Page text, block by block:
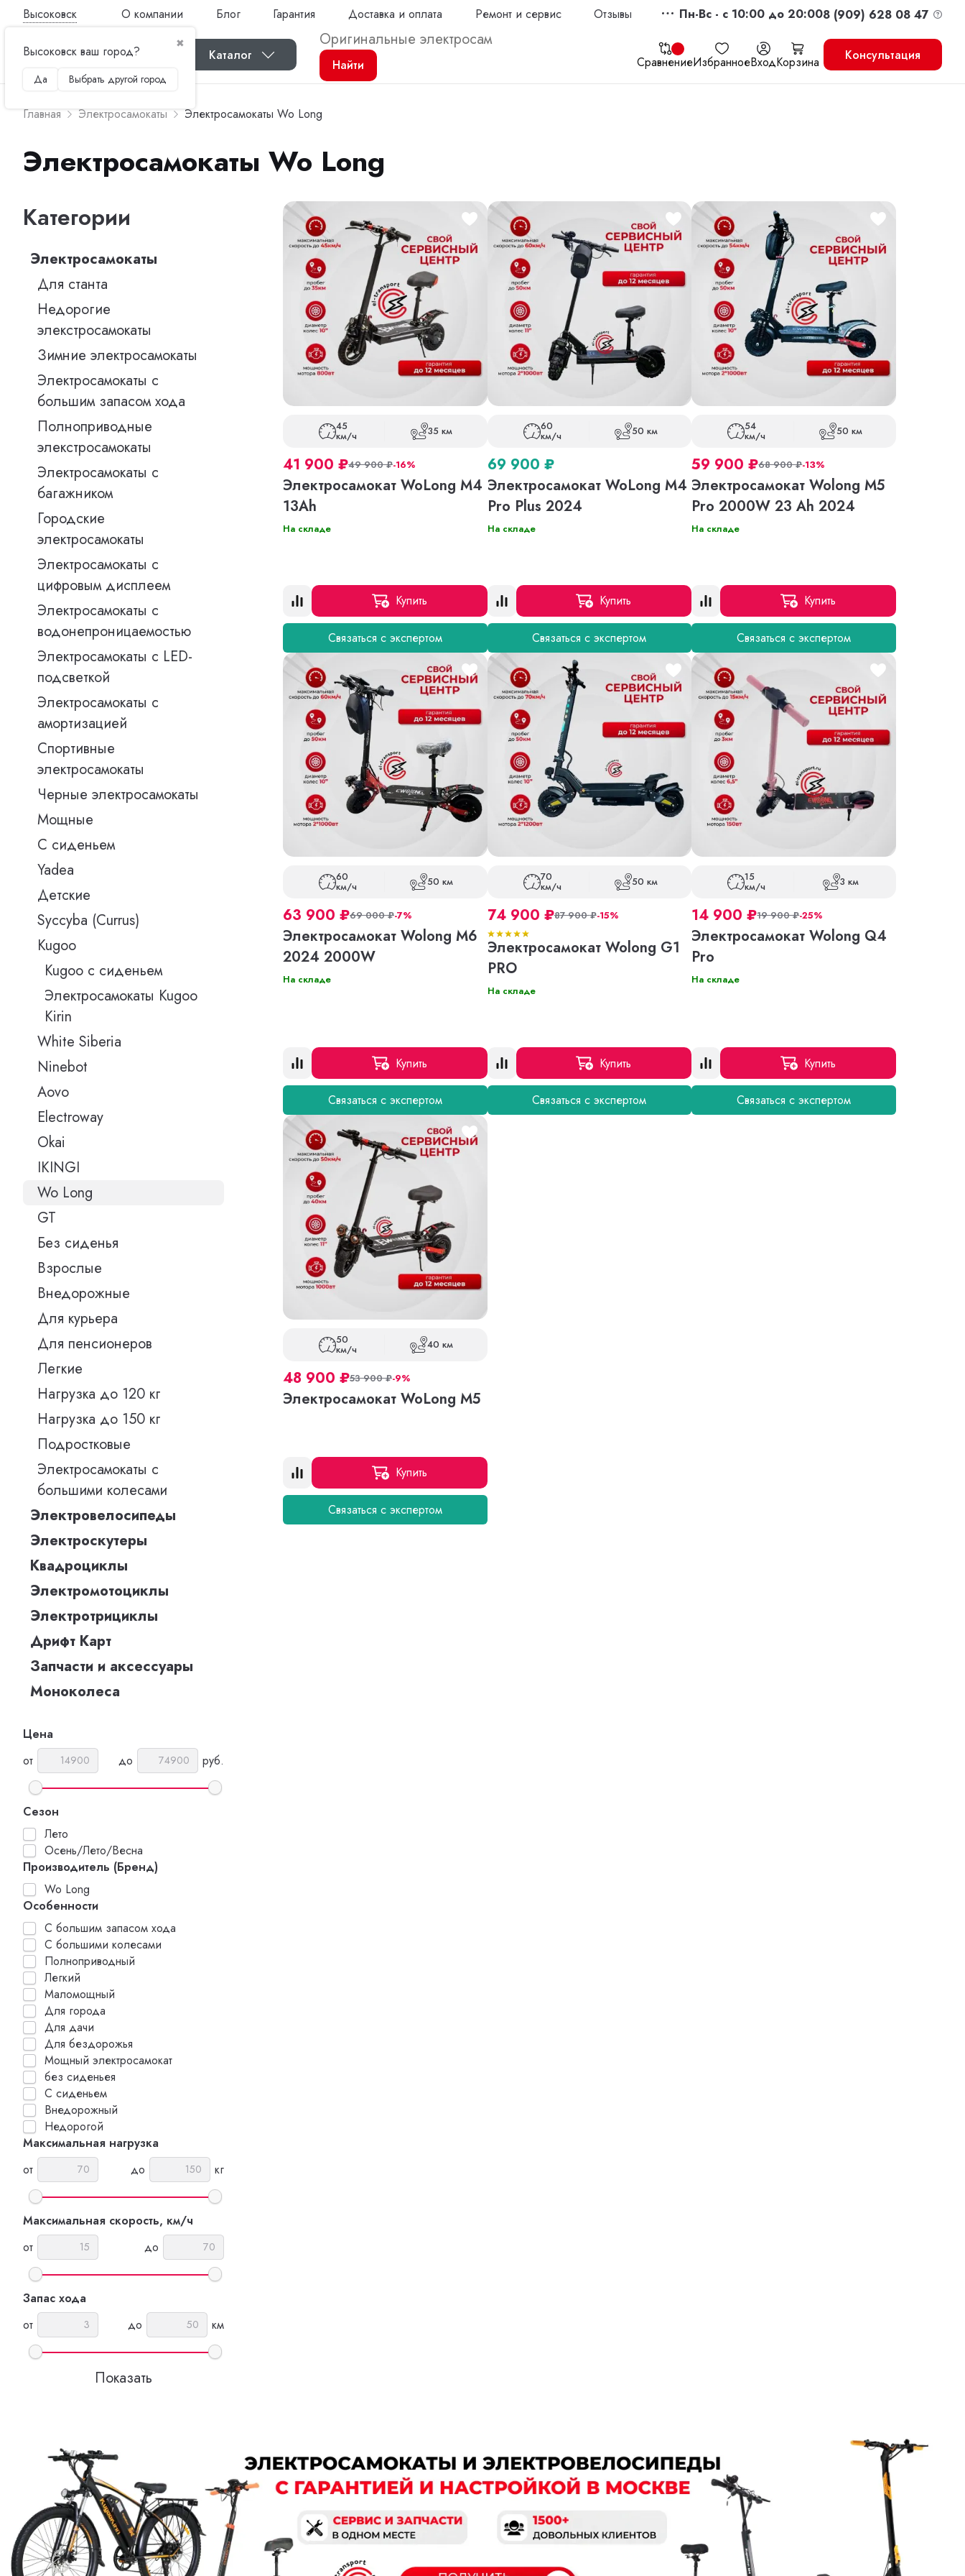
Высоковск
✖
Высоковск ваш город?
Да Выбрать другой город
О компании Блог Гарантия Доставка и оплата Ремонт и сервис Отзывы Пн-Вс - c 10:00 до 20:008 (909) 628 08 47
Каталог СравнениеИзбранноеВходКорзина
Найти
Консультация
Главная Электросамокаты Электросамокаты Wo Long
Электросамокаты Wo Long
Категории
Электросамокаты
Для станта
Недорогие
элекстросамокаты
Зимние электросамокаты
Электросамокаты с
большим запасом хода
Полноприводные
элекстросамокаты
Электросамокаты с
багажником
Городские
электросамокаты
Электросамокаты с
цифровым дисплеем
Электросамокаты с
водонепроницаемостью
Электросамокаты с LED-
подсветкой
Электросамокаты с
амортизацией
Спортивные
электросамокаты
Черные электросамокаты
Мощные
С сиденьем
Yadea
Детские
Syccyba (Currus)
Kugoo
Kugoo с сиденьем
Электросамокаты Kugoo
Kirin
White Siberia
Ninebot
Aovo
Electroway
Okai
IKINGI
Wo Long
GT
Без сиденья
Взрослые
Внедорожные
Для курьера
Для пенсионеров
Легкие
Нагрузка до 120 кг
Нагрузка до 150 кг
Подростковые
Электросамокаты с
большими колесами
Электровелосипеды
Электроскутеры
Квадроциклы
Электромотоциклы
Электротрициклы
Дрифт Карт
Запчасти и аксессуары
Моноколеса
Цена
от
до руб.
Сезон
Лето
Осень/Лето/Весна
Производитель (Бренд)
Wo Long
Особенности
С большим запасом хода
С большими колесами
Полноприводный
Легкий
Маломощный
Для города
Для дачи
Для бездорожья
Мощный электросамокат
без сиденьея
С сиденьем
Внедорожный
Недорогой
Максимальная нагрузка
от
до кг
Максимальная скорость, км/ч
от
до
Запас хода
от
до км
45
км/ч 35 км
41 900 ₽49 900₽-16%
Электросамокат WoLong M4
13Ah
На складе
Купить
Связаться с экспертом
60
км/ч 50 км
69 900 ₽
Электросамокат WoLong M4
Pro Plus 2024
На складе
Купить
Связаться с экспертом
54
км/ч 50 км
59 900₽68 900₽-13%
Электросамокат Wolong M5
Pro 2000W 23 Ah 2024
На складе
Купить
Связаться с экспертом
60
км/ч 50 км
63 900 ₽69 000₽-7%
Электросамокат Wolong M6
2024 2000W
На складе
Купить
Связаться с экспертом
70
км/ч 50 км
74 900 ₽87 900₽-15%
Электросамокат Wolong G1
PRO
На складе
Купить
Связаться с экспертом
15
км/ч 3 км
14 900₽19 900₽-25%
Электросамокат Wolong Q4
Pro
На складе
Купить
Связаться с экспертом
50
км/ч 40 км
48 900 ₽53 900₽-9%
Электросамокат WoLong M5
Купить
Связаться с экспертом